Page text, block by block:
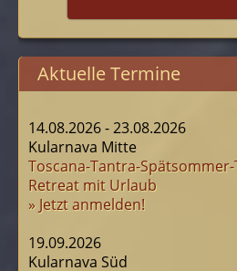
Aktuelle Termine
14.08.2026 - 23.08.2026
Kularnava Mitte
Toscana-Tantra-
Retreat mit Urlaub
» Jetzt anmelden!
19.09.2026
Kularnava Süd